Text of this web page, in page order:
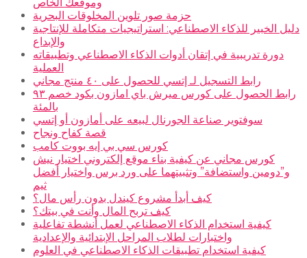
وموقعك الخاص
حزمة صور تلوين المخلوقات البحرية
دليل الخبير للذكاء الاصطناعي: استراتيجيات متكاملة للإنتاجية
والإبداع
دورة تدريبية في إتقان أدوات الذكاء الاصطناعي وتطبيقاته
العملية
رابط التسجيل لـ إتسي للحصول على ٤٠ منتج مجاني
رابط الحصول على كورس ميرش باي امازون بكود خصم ٩٣
بالمئة
سوفتوير صناعة الجورنال لبيعه على أمازون أو إتسي
قصة كفاح ونجاح
كورس سي بي إيه بووت كامب
كورس مجاني عن كيفية بناء موقع إلكتروني اختيار نيش
و”دومين واستضافة” وتثبيتهما على ورد برس واختيار أفضل
ثيم
كيف أبدأ مشروع كيندل بدون رأس مال؟
كيف تربح المال وأنت في بيتك؟
كيفية استخدام الذكاء الاصطناعي لعمل أنشطة تفاعلية
واختبارات لطلاب المراحل الإبتدائية والإعدادية
كيفية استخدام تطبيقات الذكاء الاصطناعي في العلوم